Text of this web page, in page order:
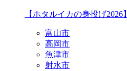
【ホタルイカの身投げ
富山市
高岡市
魚津市
射水市